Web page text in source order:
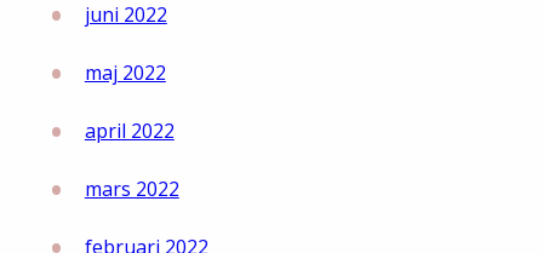
juni 2022
maj 2022
april 2022
mars 2022
februari 2022